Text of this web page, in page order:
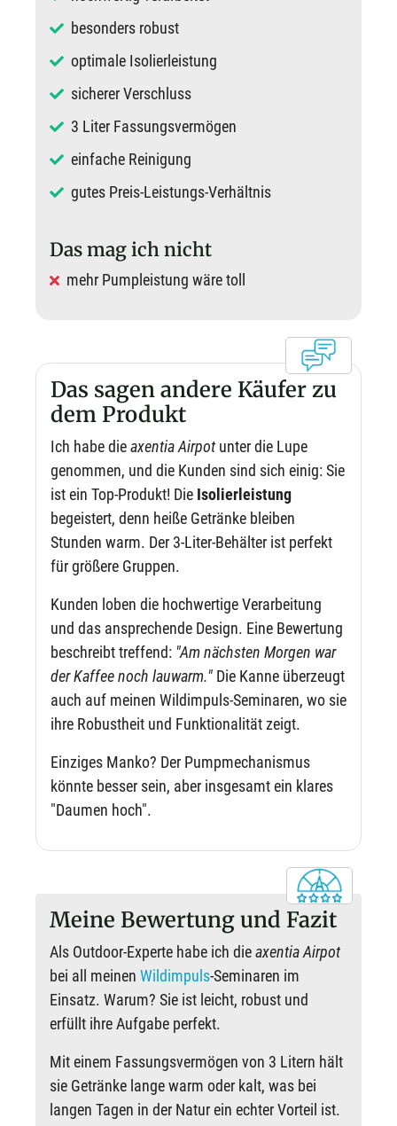
besonders robust
optimale Isolierleistung
sicherer Verschluss
3 Liter Fassungsvermögen
einfache Reinigung
gutes Preis-Leistungs-Verhältnis
Das mag ich nicht
mehr Pumpleistung wäre toll
Das sagen andere Käufer zu
dem Produkt
Ich habe dieaxentia Airpotunter die Lupe
genommen, und die Kunden sind sich einig: Sie
ist ein Top-Produkt! Die Isolierleistung
begeistert, denn heiße Getränke bleiben
Stunden warm. Der 3-Liter-Behälter ist perfekt
für größere Gruppen.
Kunden loben die hochwertige Verarbeitung
und das ansprechende Design. Eine Bewertung
beschreibt treffend: "Am nächsten Morgen war
der Kaffee noch lauwarm." Die Kanne überzeugt
auch auf meinen Wildimpuls-Seminaren, wo sie
ihre Robustheit und Funktionalität zeigt.
Einziges Manko? Der Pumpmechanismus
könnte besser sein, aber insgesamt ein klares
"Daumen hoch".
Meine Bewertung und Fazit
Als Outdoor-Experte habe ich dieaxentia Airpot
bei all meinen Wildimpuls-Seminaren im
Einsatz. Warum? Sie ist leicht, robust und
erfüllt ihre Aufgabe perfekt.
Mit einem Fassungsvermögen von 3 Litern hält
sie Getränke lange warm oder kalt, was bei
langen Tagen in der Natur ein echter Vorteil ist.